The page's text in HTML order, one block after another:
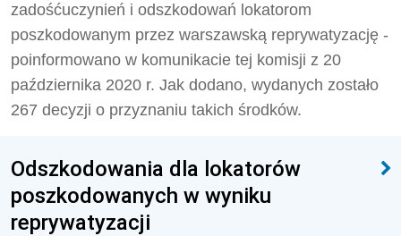
zadośćuczynień i odszkodowań lokatorom
poszkodowanym przez warszawską reprywatyzację -
poinformowano w komunikacie tej komisji z 20
października 2020 r. Jak dodano, wydanych zostało
267 decyzji o przyznaniu takich środków.
Odszkodowania dla lokatorów
poszkodowanych w wyniku
reprywatyzacji